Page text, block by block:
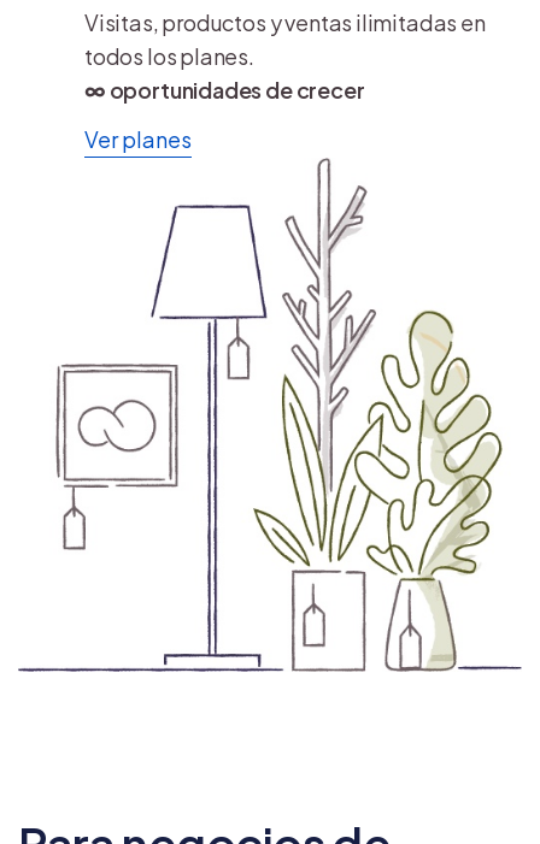
Visitas, productos y ventas ilimitadas en
todos los planes.
∞ oportunidades de crecer
Ver planes